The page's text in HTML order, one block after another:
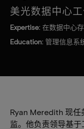
美光数据中心
Expertise: 在数据中心
Education: 管理信息系
Ryan Meredith 现任
监。他负责领导基